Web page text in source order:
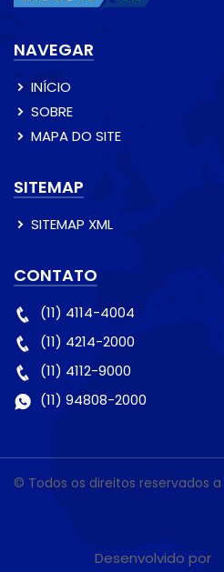
NAVEGAR
INÍCIO
SOBRE
MAPA DO SITE
SITEMAP
SITEMAP XML
CONTATO
(11) 4114-4004
(11) 4214-2000
(11) 4112-9000
(11) 94808-2000
© Todos os direitos reservados a
Desenvolvido por